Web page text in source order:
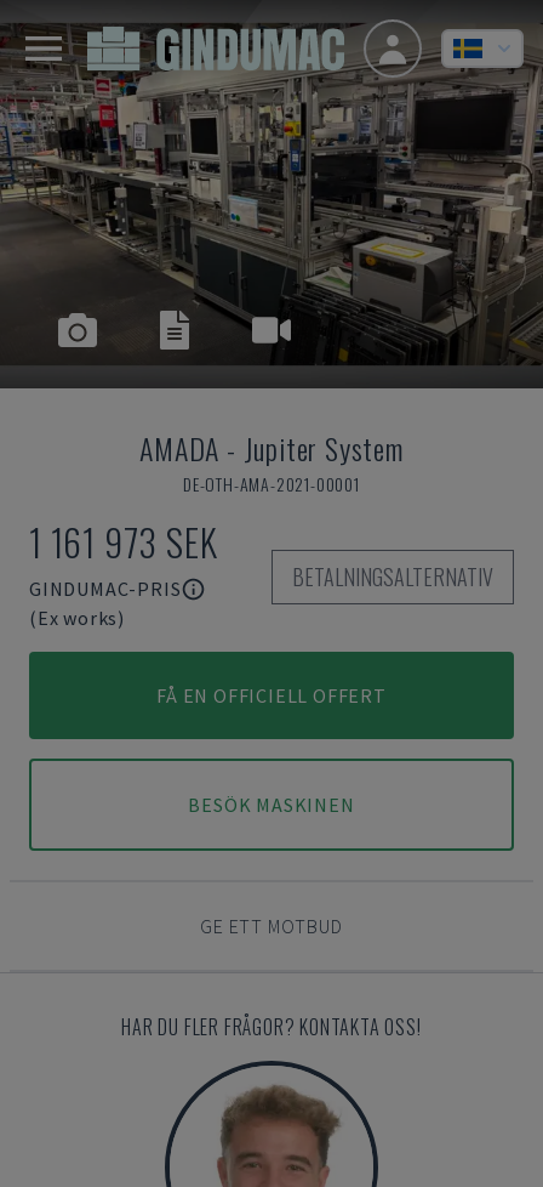
AMADA - Jupiter System
DE-OTH-AMA-2021-00001
1 161 973 SEK
GINDUMAC-PRIS
(Ex works)
BETALNINGSALTERNATIV
FÅ EN OFFICIELL OFFERT
BESÖK MASKINEN
GE ETT MOTBUD
HAR DU FLER FRÅGOR? KONTAKTA OSS!